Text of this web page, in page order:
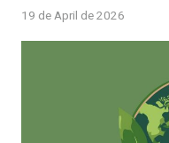
19 de April de 2026